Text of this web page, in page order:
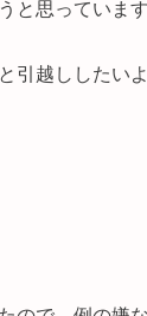
と思っています
引越ししたいよ